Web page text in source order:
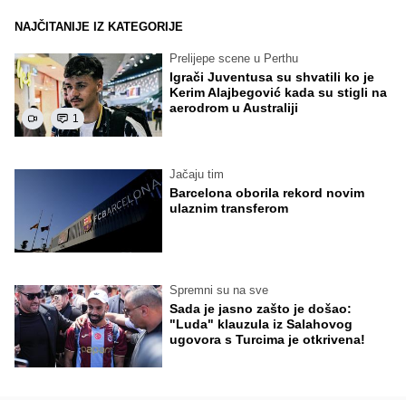
NAJČITANIJE IZ KATEGORIJE
1
Prelijepe scene u Perthu
Igrači Juventusa su shvatili ko je
Kerim Alajbegović kada su stigli na
aerodrom u Australiji
Jačaju tim
Barcelona oborila rekord novim
ulaznim transferom
Spremni su na sve
Sada je jasno zašto je došao:
"Luda" klauzula iz Salahovog
ugovora s Turcima je otkrivena!